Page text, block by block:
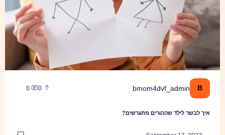
B
bmom4dvf_admin
0
0
איך לבשר לילד שההורים מתגרשים?